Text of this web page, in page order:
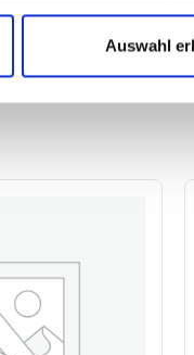
Auswahl